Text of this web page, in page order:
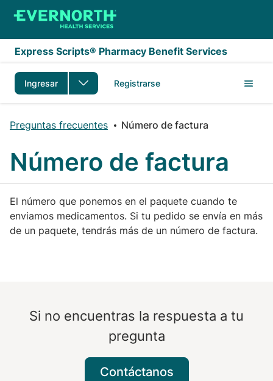
Saltar al contenido principal
Express Scripts® Pharmacy Benefit Services
Ingresar Registrarse
Preguntas frecuentes Número de factura
Número de factura
El número que ponemos en el paquete cuando te
enviamos medicamentos. Si tu pedido se envía en más
de un paquete, tendrás más de un número de factura.
Si no encuentras la respuesta a tu
pregunta
Contáctanos